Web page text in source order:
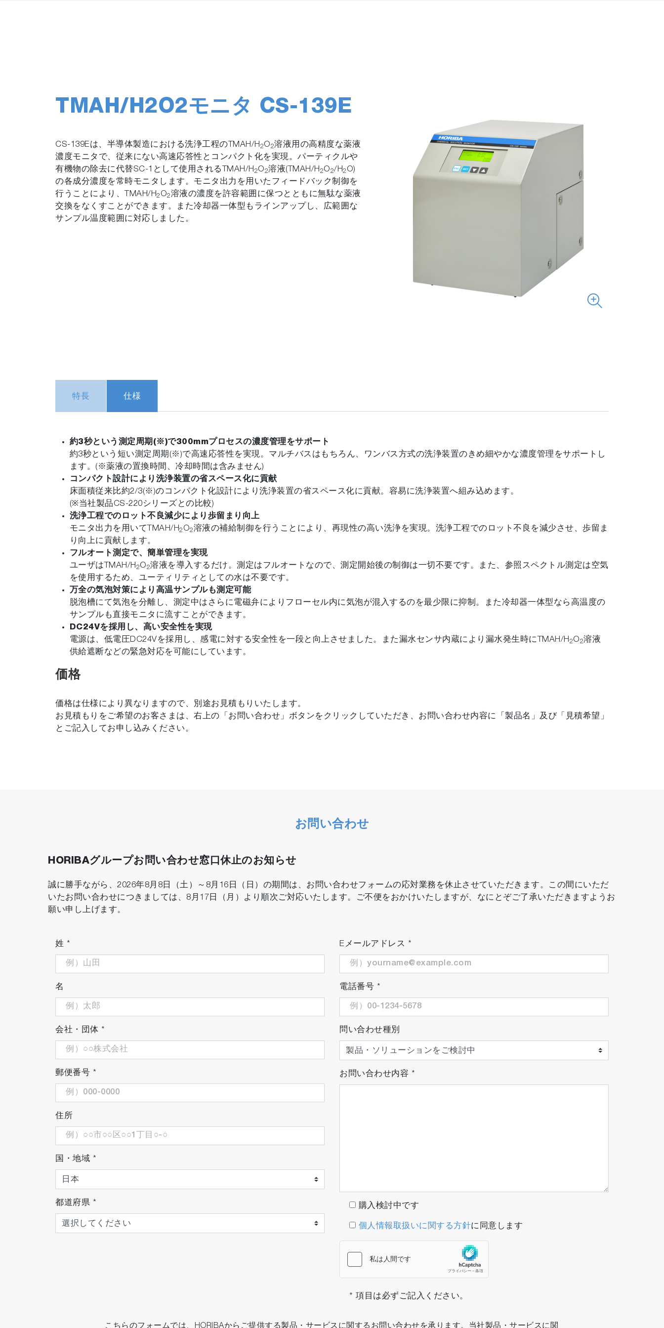
TMAH/H2O2モニタ CS-139E
CS-139Eは、半導体製造における洗浄工程のTMAH/H2O2溶液用の高精度な薬液
濃度モニタで、従来にない高速応答性とコンパクト化を実現。パーティクルや
有機物の除去に代替SC-1として使用されるTMAH/H2O2溶液(TMAH/H2O2/H2 O)
の各成分濃度を常時モニタします。モニタ出力を用いたフィードバック制御を
行うことにより、TMAH/H2 O2溶液の濃度を許容範囲に保つとともに無駄な薬液
交換をなくすことができます。また冷却器一体型もラインアップし、広範囲な
サンプル温度範囲に対応しました。
特長 仕様
約3秒という測定周期(※)で300mmプロセスの濃度管理をサポート
約3秒という短い測定周期(※)で高速応答性を実現。マルチバスはもちろん、ワンバス方式の洗浄装置のきめ細やかな濃度管理をサポートし
ます。(※薬液の置換時間、冷却時間は含みません)
コンパクト設計により洗浄装置の省スペース化に貢献
床面積従来比約2/3(※)のコンパクト化設計により洗浄装置の省スペース化に貢献。容易に洗浄装置へ組み込めます。
(※当社製品CS-220シリーズとの比較)
洗浄工程でのロット不良減少により歩留まり向上
モニタ出力を用いてTMAH/H2 O2溶液の補給制御を行うことにより、再現性の高い洗浄を実現。洗浄工程でのロット不良を減少させ、歩留ま
り向上に貢献します。
フルオート測定で、簡単管理を実現
ユーザはTMAH/H2O2溶液を導入するだけ。測定はフルオートなので、測定開始後の制御は一切不要です。また、参照スペクトル測定は空気
を使用するため、ユーティリティとしての水は不要です。
万全の気泡対策により高温サンプルも測定可能
脱泡槽にて気泡を分離し、測定中はさらに電磁弁によりフローセル内に気泡が混入するのを最少限に抑制。また冷却器一体型なら高温度の
サンプルも直接モニタに流すことができます。
DC24Vを採用し、高い安全性を実現
電源は、低電圧DC24Vを採用し、感電に対する安全性を一段と向上させました。また漏水センサ内蔵により漏水発生時にTMAH/H2O2溶液
供給遮断などの緊急対応を可能にしています。
価格
価格は仕様により異なりますので、別途お見積もりいたします。
お見積もりをご希望のお客さまは、右上の「お問い合わせ」ボタンをクリックしていただき、お問い合わせ内容に「製品名」及び「見積希望」
とご記入してお申し込みください。
お問い合わせ
HORIBAグループお問い合わせ窓口休止のお知らせ
誠に勝手ながら、2026年8月8日（土）～8月16日（日）の期間は、お問い合わせフォームの応対業務を休止させていただきます。この間にいただ
いたお問い合わせにつきましては、8月17日（月）より順次ご対応いたします。ご不便をおかけいたしますが、なにとぞご了承いただきますようお
願い申し上げます。
姓 *
名
会社・団体 *
郵便番号 *
住所
国・地域 *
都道府県 *
Eメールアドレス *
電話番号 *
問い合わせ種別
お問い合わせ内容 *
購入検討中です
個人情報取扱いに関する方針に同意します
* 項目は必ずご記入ください。
こちらのフォームでは、HORIBAからご提供する製品・サービスに関するお問い合わせを承ります。当社製品・サービスに関